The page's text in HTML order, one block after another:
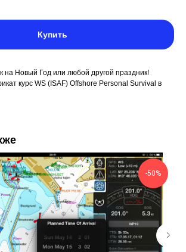
Купить
на Новый Год или любой другой праздник!
курс WS (ISAF) Offshore Personal Survival в
-50%